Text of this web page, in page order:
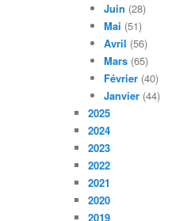
Juin (28)
Mai (51)
Avril (56)
Mars (65)
Février (40)
Janvier (44)
2025
2024
2023
2022
2021
2020
2019